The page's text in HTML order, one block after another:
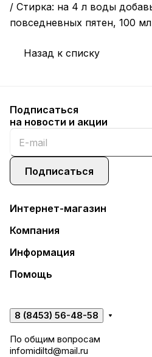
/ Стирка: на 4 л воды
повседневных пятен, 100
Назад к списку
Подписаться
на новости и акции
Подписаться
Интернет-магазин
Компания
Информация
Помощь
8 (8453) 56-48-58
По общим вопросам
infomidiltd@mail.ru